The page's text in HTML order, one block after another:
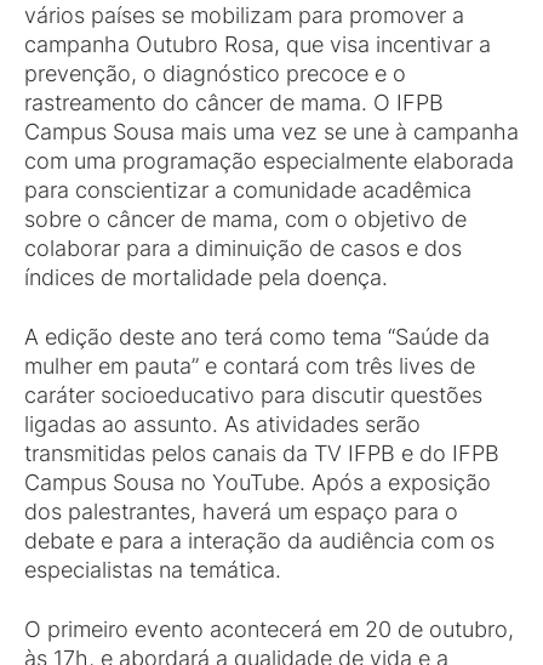
vários países se mobilizam para promover a
campanha Outubro Rosa, que visa incentivar a
prevenção, o diagnóstico precoce e o
rastreamento do câncer de mama. O IFPB
Campus Sousa mais uma vez se une à campanha
com uma programação especialmente elaborada
para conscientizar a comunidade acadêmica
sobre o câncer de mama, com o objetivo de
colaborar para a diminuição de casos e dos
índices de mortalidade pela doença.
A edição deste ano terá como tema “Saúde da
mulher em pauta” e contará com três lives de
caráter socioeducativo para discutir questões
ligadas ao assunto. As atividades serão
transmitidas pelos canais da TV IFPB e do IFPB
Campus Sousa no YouTube. Após a exposição
dos palestrantes, haverá um espaço para o
debate e para a interação da audiência com os
especialistas na temática.
O primeiro evento acontecerá em 20 de outubro,
às 17h, e abordará a qualidade de vida e a